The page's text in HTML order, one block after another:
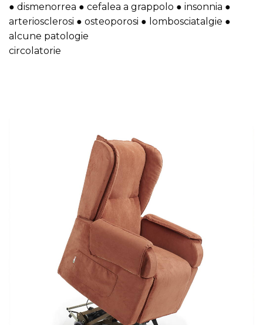
● dismenorrea ● cefalea a grappolo ● insonnia ●
arteriosclerosi ● osteoporosi ● lombosciatalgie ●
alcune patologie
circolatorie